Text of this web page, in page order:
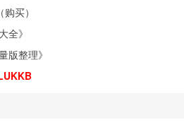
购买）
全》
版整理》